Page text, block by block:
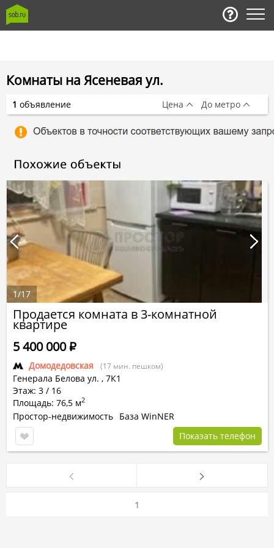
Комнаты на Ясеневая ул.
Продается комната в 3-комнатной
квартире
Домодедовская (17 мин. пешком)
Генерала Белова ул. , 7К1
Этаж: 3 / 16
Площадь: 76,5 м2
5 400 000Р
Простор-недвижимость База WinNER
Показать телефон
1/17
1 объявление Цена До метро
1